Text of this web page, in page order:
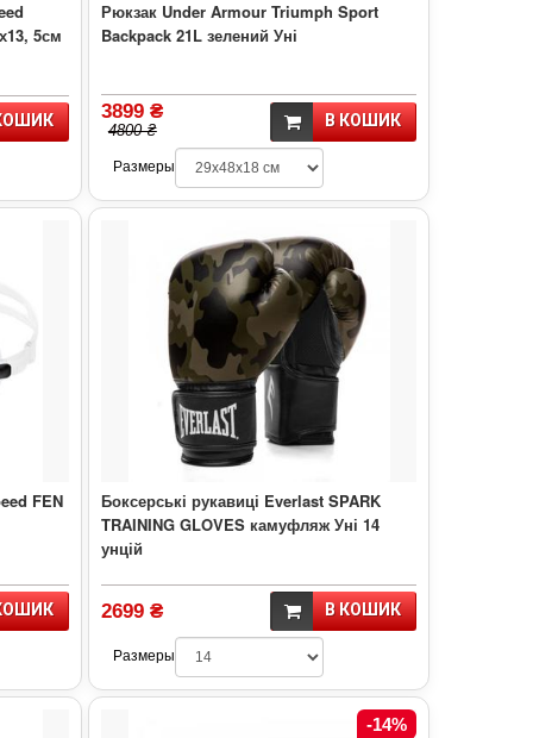
5см
Рюкзак Under Armour Triumph Sport
Backpack 21L зелений Уні
3899 ₴
4800 ₴
В КОШИК
Размеры
FEN
Боксерські рукавиці Everlast SPARK
TRAINING GLOVES камуфляж Уні 14
унцій
2699 ₴ В КОШИК
Размеры
-14%